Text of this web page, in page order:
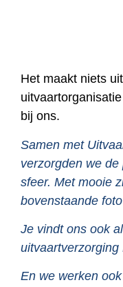
Het maakt niets
bij ons.
Samen met
verzorgden we
sfeer. Met mooie
bovenstaande
Je vindt ons ook
uitvaartverzorging
En we werken